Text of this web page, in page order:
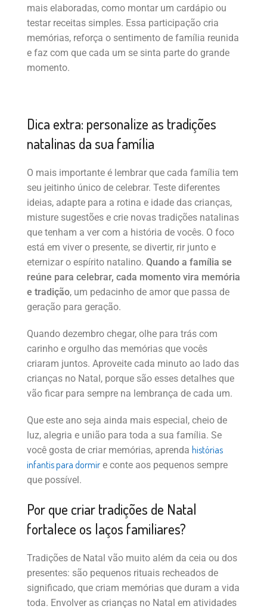
mais elaboradas, como montar um cardápio ou
testar receitas simples. Essa participação cria
memórias, reforça o sentimento de família reunida
e faz com que cada um se sinta parte do grande
momento.
Dica extra: personalize as tradições
natalinas da sua família
O mais importante é lembrar que cada família tem
seu jeitinho único de celebrar. Teste diferentes
ideias, adapte para a rotina e idade das crianças,
misture sugestões e crie novas tradições natalinas
que tenham a ver com a história de vocês. O foco
está em viver o presente, se divertir, rir junto e
eternizar o espírito natalino. Quando a família se
reúne para celebrar, cada momento vira memória
e tradição, um pedacinho de amor que passa de
geração para geração.
Quando dezembro chegar, olhe para trás com
carinho e orgulho das memórias que vocês
criaram juntos. Aproveite cada minuto ao lado das
crianças no Natal, porque são esses detalhes que
vão ficar para sempre na lembrança de cada um.
Que este ano seja ainda mais especial, cheio de
luz, alegria e união para toda a sua família. Se
você gosta de criar memórias, aprenda histórias
infantis para dormir e conte aos pequenos sempre
que possível.
Por que criar tradições de Natal
fortalece os laços familiares?
Tradições de Natal vão muito além da ceia ou dos
presentes: são pequenos rituais recheados de
significado, que criam memórias que duram a vida
toda. Envolver as crianças no Natal em atividades